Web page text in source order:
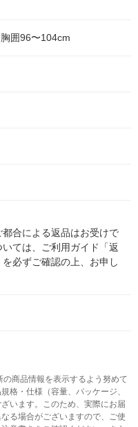
囲96〜104cm
合による返品はお受けで
ては、ご利用ガイド「返
必ずご確認の上、お申し
商品情報を表示するよう努めて
格・仕様（容量、パッケージ、
います。このため、実際にお届
る場合がございますので、ご使